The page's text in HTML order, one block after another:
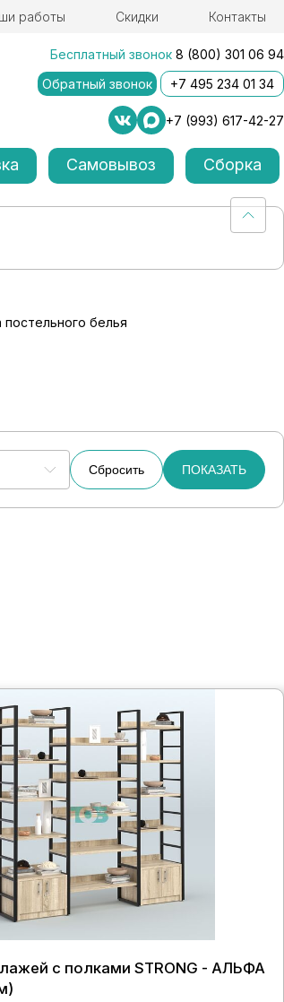
работы Скидки Контакты
Бесплатный звонок 8 (800) 301 06 94
Обратный звонок
+7 495 234 01 34
+7 (993) 617-42-27
Самовывоз Сборка
белья
Сбросить ПОКАЗАТЬ
с полками STRONG - АЛЬФА